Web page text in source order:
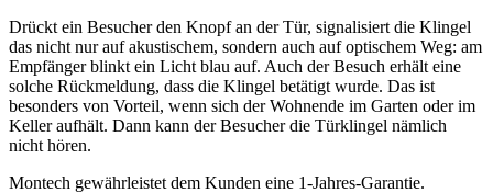
Drückt ein Besucher den Knopf an der Tür, signalisiert die Klingel
das nicht nur auf akustischem, sondern auch auf optischem Weg: am
Empfänger blinkt ein Licht blau auf. Auch der Besuch erhält eine
solche Rückmeldung, dass die Klingel betätigt wurde. Das ist
besonders von Vorteil, wenn sich der Wohnende im Garten oder im
Keller aufhält. Dann kann der Besucher die Türklingel nämlich
nicht hören.
Montech gewährleistet dem Kunden eine 1-Jahres-Garantie.